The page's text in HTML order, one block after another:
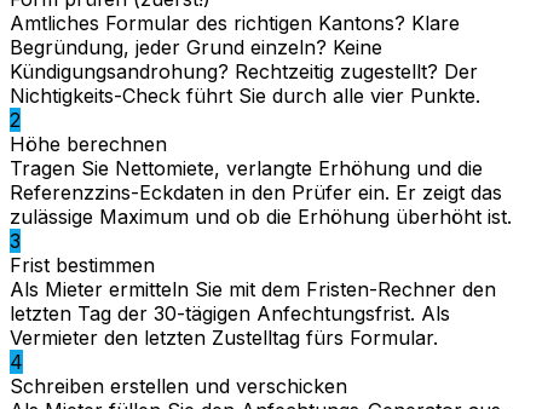
Amtliches Formular des richtigen Kantons? Klare
Begründung, jeder Grund einzeln? Keine
Kündigungsandrohung? Rechtzeitig zugestellt? Der
Nichtigkeits-Check führt Sie durch alle vier Punkte.
2
Höhe berechnen
Tragen Sie Nettomiete, verlangte Erhöhung und die
Referenzzins-Eckdaten in den Prüfer ein. Er zeigt das
zulässige Maximum und ob die Erhöhung überhöht ist.
3
Frist bestimmen
Als Mieter ermitteln Sie mit dem Fristen-Rechner den
letzten Tag der 30-tägigen Anfechtungsfrist. Als
Vermieter den letzten Zustelltag fürs Formular.
4
Schreiben erstellen und verschicken